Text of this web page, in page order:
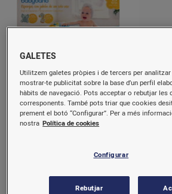
Babybany esponja
sabonosa
25 u.
Baikim
45812
16 u.
GALETES
Utilitzem galetes pròpies i de tercers per analitzar
mostrar-te publicitat sobre la base d’un perfil
hàbits de navegació. Pots acceptar o rebutjar
corresponents. També pots triar que cookies
prement el botó “Configurar”. Per a més
nostra Política de cookies
Configurar
Rebutjar